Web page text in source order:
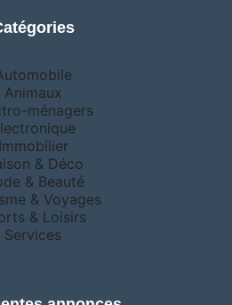
Animaux
ménagers
Immobilier
& Déco
& Beauté
& Voyages
& Loisirs
Services